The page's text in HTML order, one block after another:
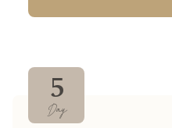
5
Day